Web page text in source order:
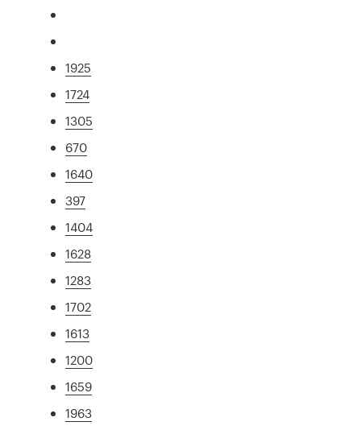
1925
1724
1305
670
1640
397
1404
1628
1283
1702
1613
1200
1659
1963